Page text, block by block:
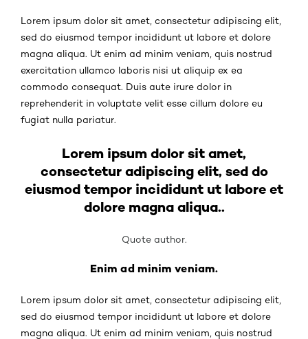
Lorem ipsum dolor sit amet, consectetur adipiscing elit,
sed do eiusmod tempor incididunt ut labore et dolore
magna aliqua. Ut enim ad minim veniam, quis nostrud
exercitation ullamco laboris nisi ut aliquip ex ea
commodo consequat. Duis aute irure dolor in
reprehenderit in voluptate velit esse cillum dolore eu
fugiat nulla pariatur.
Lorem ipsum dolor sit amet,
consectetur adipiscing elit, sed do
eiusmod tempor incididunt ut labore et
dolore magna aliqua..
Quote author.
Enim ad minim veniam.
Lorem ipsum dolor sit amet, consectetur adipiscing elit,
sed do eiusmod tempor incididunt ut labore et dolore
magna aliqua. Ut enim ad minim veniam, quis nostrud